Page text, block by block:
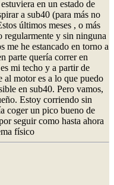
en un estado de
a sub40 (para más no
últimos meses , o más
regularmente y sin ninguna
me he estancado en torno a
parte quería correr en
mi techo y a partir de
al motor es a lo que puedo
en sub40. Pero vamos,
Estoy corriendo sin
coger un pico bueno de
seguir como hasta ahora
físico